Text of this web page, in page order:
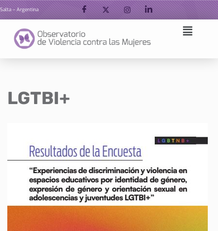
contenido
Salta – Argentina
LGTBI+